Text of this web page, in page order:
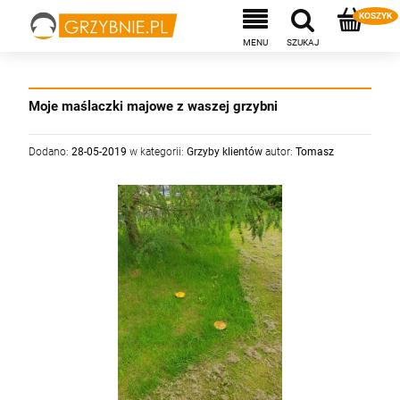
Moje maślaczki majowe z waszej grzybni
Dodano: 28-05-2019 w kategorii: Grzyby klientów autor: Tomasz